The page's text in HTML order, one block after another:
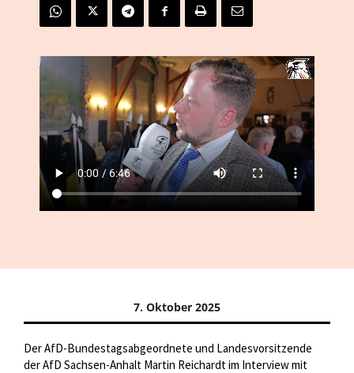
7. Oktober 2025
Der AfD-Bundestagsabgeordnete und Landesvorsitzende
der AfD Sachsen-Anhalt Martin Reichardt im Interview mit